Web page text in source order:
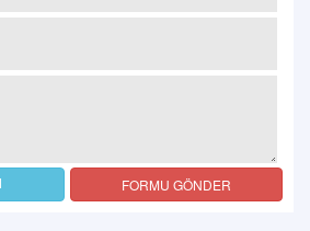
FORMU GÖNDER